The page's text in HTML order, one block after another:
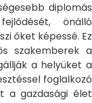
diplomás
önálló
őket képessé. Ez
szakemberek a
a helyüket a
foglalkozó
a gazdasági élet